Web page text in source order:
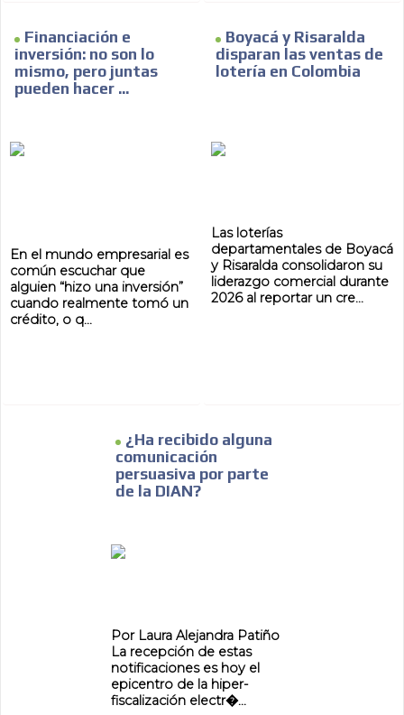
Financiación e
inversión: no son lo
mismo, pero juntas
pueden hacer ...
En el mundo empresarial es
común escuchar que
alguien “hizo una inversión”
cuando realmente tomó un
crédito, o q...
Boyacá y Risaralda
disparan las ventas de
lotería en Colombia
Las loterías
departamentales de Boyacá
y Risaralda consolidaron su
liderazgo comercial durante
2026 al reportar un cre...
¿Ha recibido alguna
comunicación
persuasiva por parte
de la DIAN?
Por Laura Alejandra Patiño
La recepción de estas
notificaciones es hoy el
epicentro de la hiper-
fiscalización electr�...